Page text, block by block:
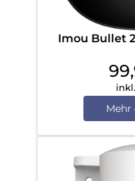
Imou Bullet
Mehr